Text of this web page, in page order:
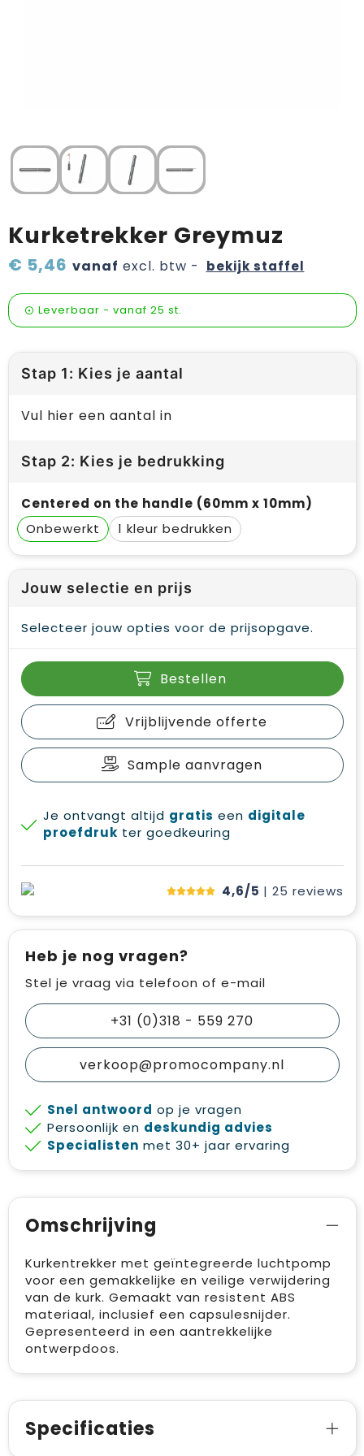
Wijn, bier en proeverij
Zomerpakketten
Kurketrekker Greymuz
€ 5,46 vanaf excl. btw - bekijk staffel
Leverbaar - vanaf 25 st.
Stap 1: Kies je aantal
Vul hier een aantal in
Stap 2: Kies je bedrukking
Centered on the handle (60mm x 10mm)
Onbewerkt
1
Jouw selectie en prijs
Selecteer jouw opties voor de prijsopgave.
Bestellen
Vrijblijvende offerte
Sample aanvragen
Je ontvangt altijd gratis een digitale
proefdruk ter goedkeuring
4,6/5 | 25 reviews
Heb je nog vragen?
Stel je vraag via telefoon of e-mail
+31 (0)318 - 559 270
verkoop@promocompany.nl
Snel antwoord op je vragen
Persoonlijk en deskundig advies
Specialisten met 30+ jaar ervaring
Omschrijving
Kurkentrekker met geïntegreerde luchtpomp
voor een gemakkelijke en veilige verwijdering
van de kurk. Gemaakt van resistent ABS
materiaal, inclusief een capsulesnijder.
Gepresenteerd in een aantrekkelijke
ontwerpdoos.
Specificaties